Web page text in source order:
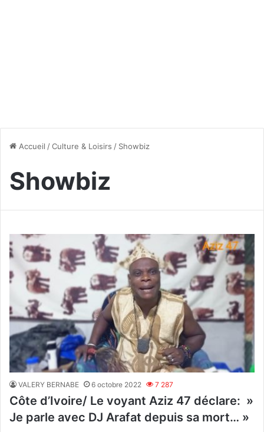
Accueil /Culture & Loisirs / Showbiz
Showbiz
VALERY BERNABE 6 octobre 2022 7 287
Côte d’Ivoire/ Le voyant Aziz 47 déclare: »
Je parle avec DJ Arafat depuis sa mort… »